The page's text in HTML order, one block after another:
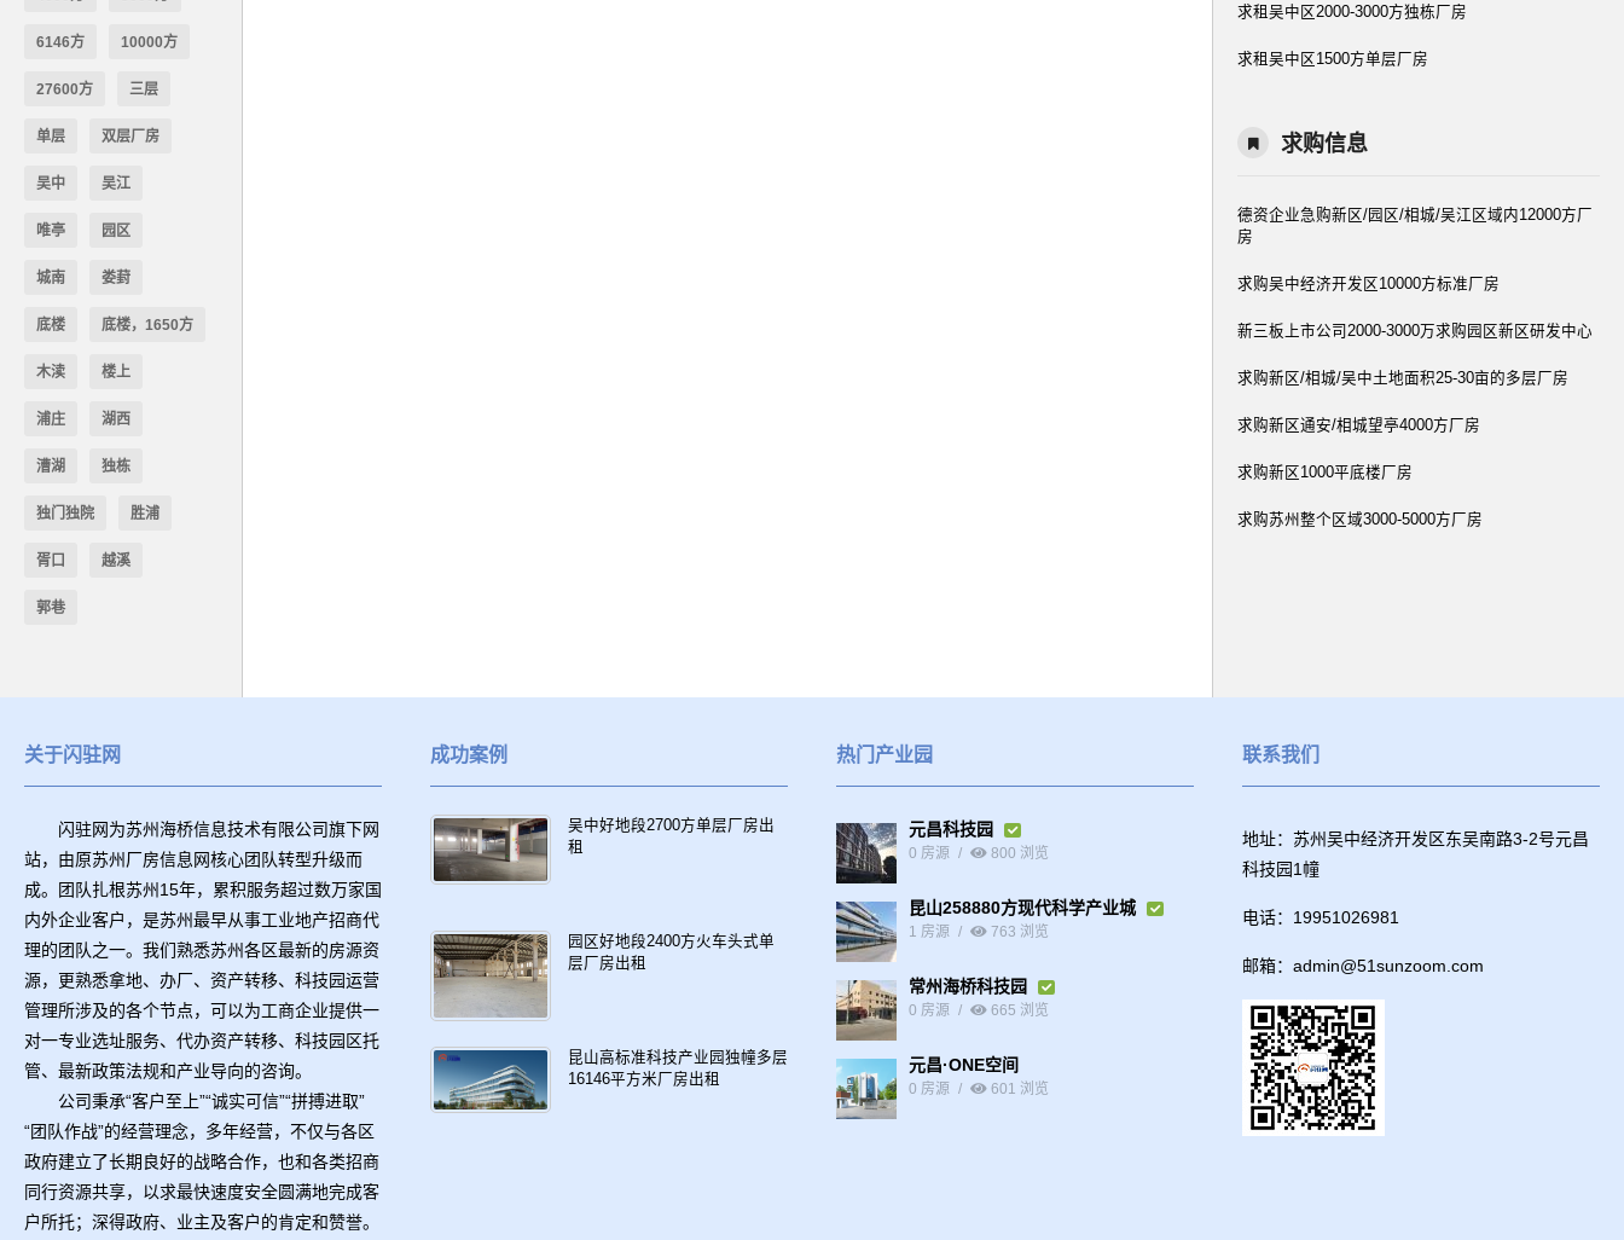
6146方 10000方
27600方 三层
单层 双层厂房
吴中 吴江
唯亭 园区
城南 娄葑
底楼 底楼，1650方
木渎 楼上
浦庄 湖西
漕湖 独栋
独门独院 胜浦
胥口 越溪
郭巷
求租吴中区2000-3000方独栋厂房
求租吴中区1500方单层厂房
求购信息
德资企业急购新区/园区/相城/吴江区域内12000方厂
房
求购吴中经济开发区10000方标准厂房
新三板上市公司2000-3000万求购园区新区研发中心
求购新区/相城/吴中土地面积25-30亩的多层厂房
求购新区通安/相城望亭4000方厂房
求购新区1000平底楼厂房
求购苏州整个区域3000-5000方厂房
关于闪驻网
闪驻网为苏州海桥信息技术有限公司旗下网
站，由原苏州厂房信息网核心团队转型升级而
成。团队扎根苏州15年，累积服务超过数万家国
内外企业客户，是苏州最早从事工业地产招商代
理的团队之一。我们熟悉苏州各区最新的房源资
源，更熟悉拿地、办厂、资产转移、科技园运营
管理所涉及的各个节点，可以为工商企业提供一
对一专业选址服务、代办资产转移、科技园区托
管、最新政策法规和产业导向的咨询。
公司秉承“客户至上”“诚实可信”“拼搏进取”
“团队作战”的经营理念，多年经营，不仅与各区
政府建立了长期良好的战略合作，也和各类招商
同行资源共享，以求最快速度安全圆满地完成客
户所托；深得政府、业主及客户的肯定和赞誉。
成功案例
吴中好地段2700方单层厂房出
租
园区好地段2400方火车头式单
层厂房出租
昆山高标准科技产业园独幢多层
16146平方米厂房出租
热门产业园
元昌科技园
0 房源 800 浏览
昆山258880方现代科学产业城
1 房源 763 浏览
常州海桥科技园
0 房源 665 浏览
元昌·ONE空间
0 房源 601 浏览
联系我们
地址：苏州吴中经济开发区东吴南路3-2号元昌
科技园1幢
电话：19951026981
邮箱：admin@51sunzoom.com